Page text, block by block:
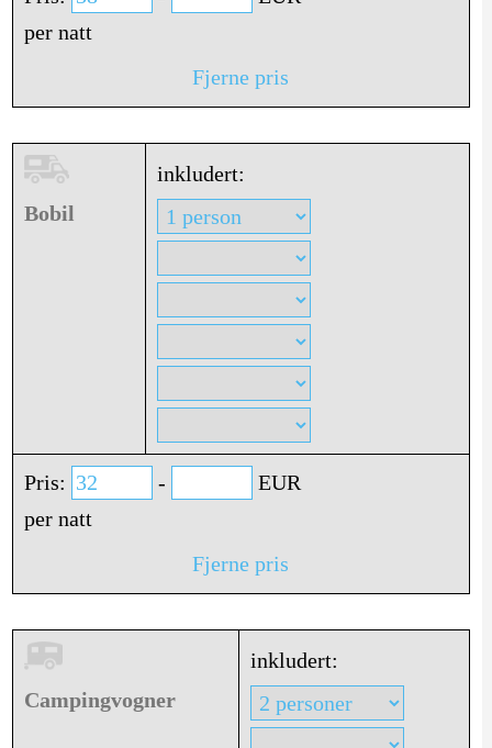
per natt
Fjerne pris
Bobil
inkludert:
Pris: -
EUR
per natt
Fjerne pris
Campingvogner
inkludert: